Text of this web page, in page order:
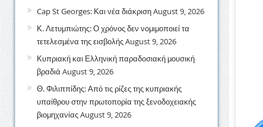
Cap St Georges: Και νέα διάκρισηAugust 9, 2026
Κ. Λετυμπιώτης: Ο χρόνος δεν νομιμοποιεί τα
τετελεσμένα της εισβολήςAugust 9, 2026
Κυπριακή και Ελληνική παραδοσιακή μουσική
βραδιά August 9, 2026
Θ. Φιλιππίδης: Από τις ρίζες της κυπριακής
υπαίθρου στην πρωτοπορία της ξενοδοχειακής
βιομηχανίαςAugust 9, 2026